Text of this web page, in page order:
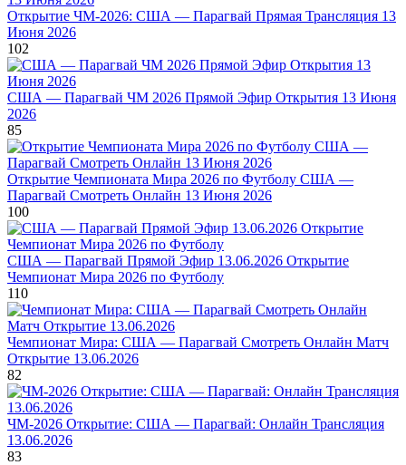
Открытие ЧМ-2026: США — Парагвай Прямая Трансляция 13
Июня 2026
102
США — Парагвай ЧМ 2026 Прямой Эфир Открытия 13 Июня
2026
85
Открытие Чемпионата Мира 2026 по Футболу США —
Парагвай Смотреть Онлайн 13 Июня 2026
100
США — Парагвай Прямой Эфир 13.06.2026 Открытие
Чемпионат Мира 2026 по Футболу
110
Чемпионат Мира: США — Парагвай Смотреть Онлайн Матч
Открытие 13.06.2026
82
ЧМ-2026 Открытие: США — Парагвай: Онлайн Трансляция
13.06.2026
83